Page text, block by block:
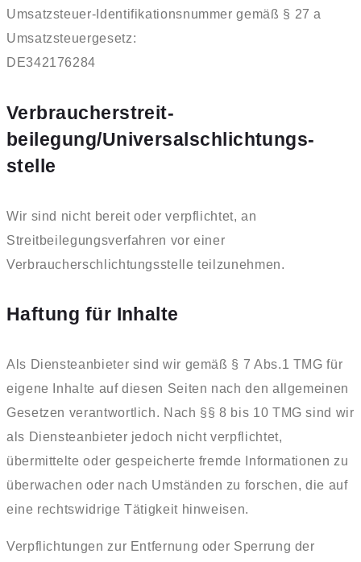
Umsatzsteuer-Identifikationsnummer gemäß § 27 a
Umsatzsteuergesetz:
DE342176284
Verbraucher­streit­
beilegung/Universal­schlichtungs­
stelle
Wir sind nicht bereit oder verpflichtet, an
Streitbeilegungsverfahren vor einer
Verbraucherschlichtungsstelle teilzunehmen.
Haftung für Inhalte
Als Diensteanbieter sind wir gemäß § 7 Abs.1 TMG für
eigene Inhalte auf diesen Seiten nach den allgemeinen
Gesetzen verantwortlich. Nach §§ 8 bis 10 TMG sind wir
als Diensteanbieter jedoch nicht verpflichtet,
übermittelte oder gespeicherte fremde Informationen zu
überwachen oder nach Umständen zu forschen, die auf
eine rechtswidrige Tätigkeit hinweisen.
Verpflichtungen zur Entfernung oder Sperrung der